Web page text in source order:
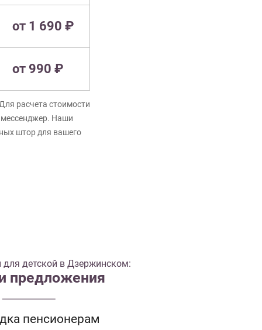
от 1 690 ₽
от 990 ₽
расчета стоимости
Наши
штор для вашего
детской в Дзержинском:
предложения
пенсионерам